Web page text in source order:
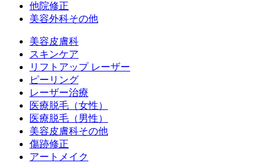
他院修正
美容外科その他
美容皮膚科
スキンケア
リフトアップ レーザー
ピーリング
レーザー治療
医療脱毛（女性）
医療脱毛（男性）
美容皮膚科その他
傷跡修正
アートメイク